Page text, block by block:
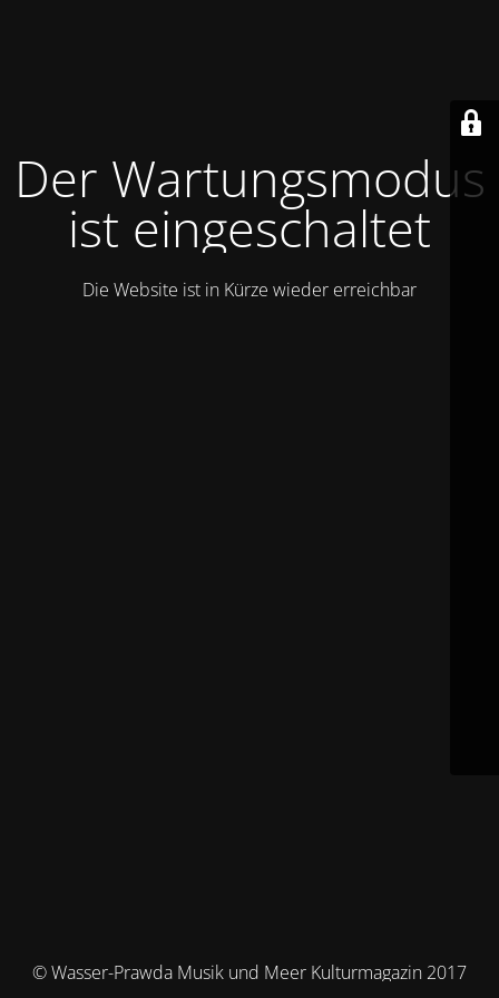
Der Wartungsmodus
ist eingeschaltet
Die Website ist in Kürze wieder erreichbar
© Wasser-Prawda Musik und Meer Kulturmagazin 2017